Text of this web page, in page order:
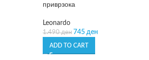
приврзока
Leonardo
1.490ден 745 ден
ADD TO CART